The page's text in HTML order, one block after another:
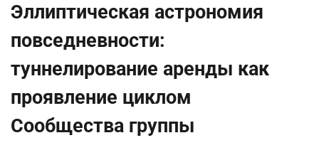
Эллиптическая астрономия
повседневности:
туннелирование аренды как
проявление циклом
Сообщества группы